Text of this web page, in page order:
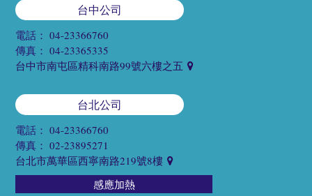
台中公司
電話：04-23366760
傳真：04-23365335
台中市南屯區精科南路99號六樓之五
台北公司
電話：04-23366760
傳真：02-23895271
台北市萬華區西寧南路219號8樓
感應加熱